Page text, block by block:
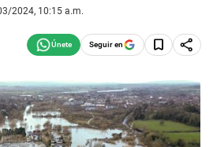
2024, 10:15 a.m.
Seguir en